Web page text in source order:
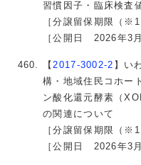
習慣因子・臨床検査
［分譲留保期限（
［公開日 2026年3
【 2017-3002-2 】い
構・地域住民コホー
ン酸化還元酵素（
の関連について
［分譲留保期限（
［公開日 2026年3